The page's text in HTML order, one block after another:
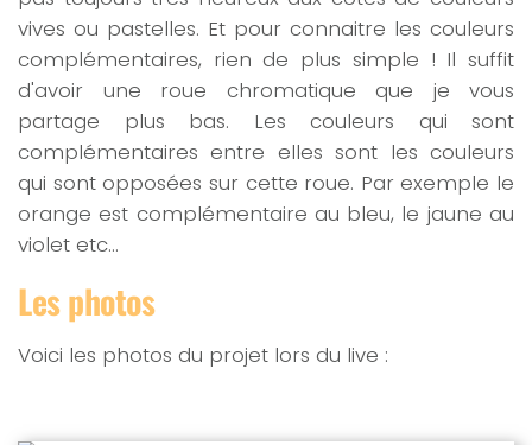
vives ou pastelles. Et pour connaitre les couleurs
complémentaires, rien de plus simple ! Il suffit
d'avoir une roue chromatique que je vous
partage plus bas. Les couleurs qui sont
complémentaires entre elles sont les couleurs
qui sont opposées sur cette roue. Par exemple le
orange est complémentaire au bleu, le jaune au
violet etc…
Les photos
Voici les photos du projet lors du live :